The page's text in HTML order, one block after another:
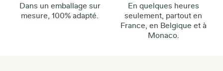
Dans un emballage sur
mesure, 100% adapté.
En quelques heures
seulement, partout en
France, en Belgique et à
Monaco.